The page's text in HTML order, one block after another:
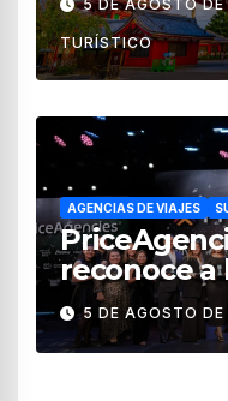
de 2026
5 DE AGOSTO
TURÍSTICO
AGENCIAS DE VIAJES
reconoce a
impulsan
turismo en
5 DE AGOSTO